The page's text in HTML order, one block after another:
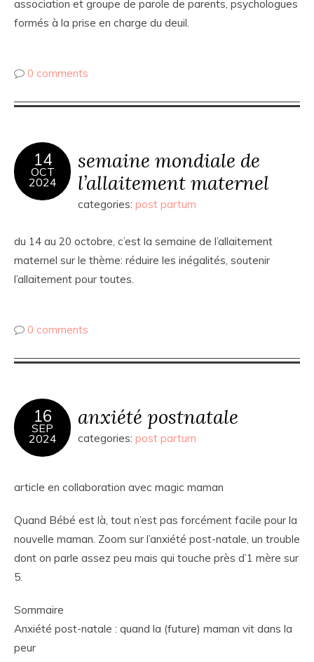
association et groupe de parole de parents, psychologues
formés à la prise en charge du deuil.
0 comments
14
OCT
2024
semaine mondiale de
l’allaitement maternel
categories: post partum
du 14 au 20 octobre, c’est la semaine de l’allaitement
maternel sur le thème: réduire les inégalités, soutenir
l’allaitement pour toutes.
0 comments
16
SEP
2024
anxiété postnatale
categories: post partum
article en collaboration avec magic maman
Quand Bébé est là, tout n’est pas forcément facile pour la
nouvelle maman. Zoom sur l’anxiété post-natale, un trouble
dont on parle assez peu mais qui touche près d’1 mère sur
5.
Sommaire
Anxiété post-natale : quand la (future) maman vit dans la
peur